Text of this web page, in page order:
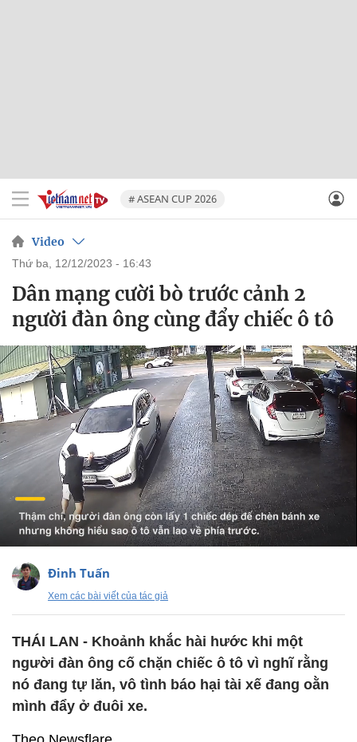
# ASEAN CUP 2026
Video
thứ ba, 12/12/2023 - 16:43
Dân mạng cười bò trước cảnh 2
người đàn ông cùng đẩy chiếc ô tô
Đinh Tuấn
Xem các bài viết của tác giả
THÁI LAN - Khoảnh khắc hài hước khi một
người đàn ông cố chặn chiếc ô tô vì nghĩ rằng
nó đang tự lăn, vô tình báo hại tài xế đang oằn
mình đẩy ở đuôi xe.